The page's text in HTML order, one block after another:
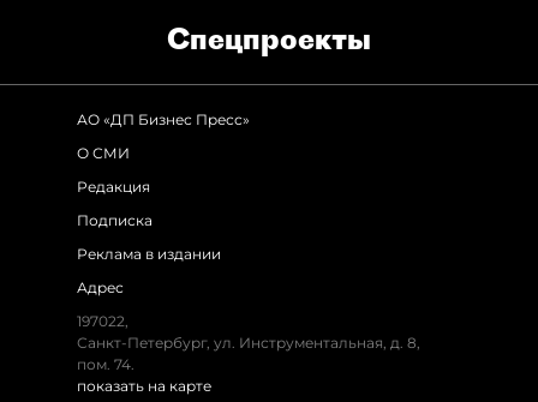
Спец­проекты
АО «ДП Бизнес Пресс»
О СМИ
Редакция
Подписка
Реклама в издании
Адрес
197022,
Санкт-Петербург, ул. Инструментальная, д. 8,
пом. 74.
показать на карте